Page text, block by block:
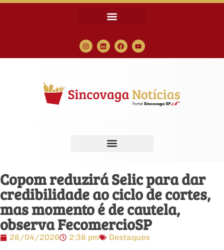
Copom reduzirá Selic para dar
credibilidade ao ciclo de cortes,
mas momento é de cautela,
observa FecomercioSP
28/04/2026 2:38 pm Destaques